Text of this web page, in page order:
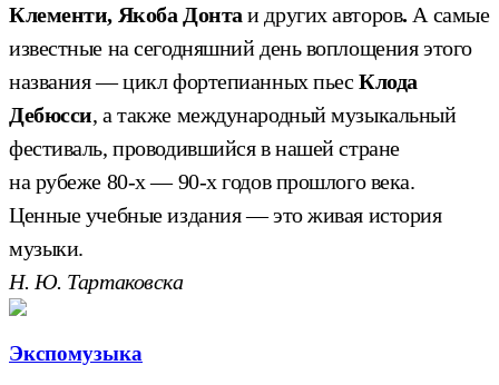
Клементи, Якоба Донтаи других авторов. А самые
известные на сегодняшний день воплощения этого
названия — цикл фортепианных пьесКлода
Дебюсси, а также международный музыкальный
фестиваль, проводившийся в нашей стране
на рубеже 80-х — 90-х годов прошлого века.
Ценные учебные издания — это живая история
музыки.
Н. Ю. Тартаковска
Экспомузыка